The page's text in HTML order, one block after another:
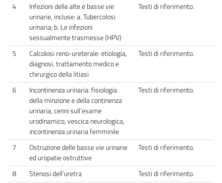
4
Infezioni delle alte e basse vie
urinarie, incluse: a. Tubercolosi
urinaria; b. Le infezioni
sessualmente trasmesse (HPV)
Testi di riferimento.
5
Calcolosi reno-ureterale: etiologia,
diagnosi, trattamento medico e
chirurgico della litiasi
Testi di riferimento.
6
Incontinenza urinaria: fisiologia
della minzione e della continenza
urinaria, cenni sull’esame
urodinamico, vescica neurologica,
incontinenza urinaria femminile
Testi di riferimento.
7
Ostruzione delle basse vie urinarie
ed uropatie ostruttive
Testi di riferimento.
8 Stenosi dell’uretra
Testi di riferimento.